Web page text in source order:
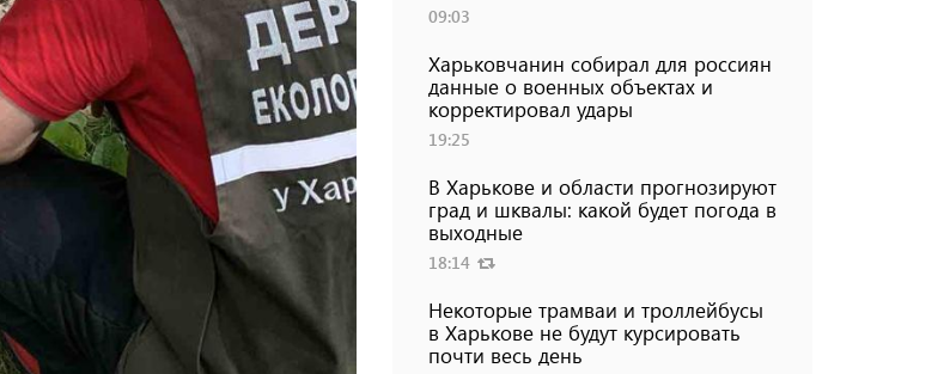
09:03
Харьковчанин собирал для россиян
данные о военных объектах и ​​
корректировал удары
19:25
В Харькове и области прогнозируют
град и шквалы: какой будет погода в
выходные
18:14
Некоторые трамваи и троллейбусы
в Харькове не будут курсировать
почти весь день